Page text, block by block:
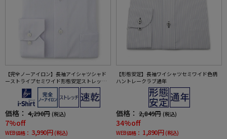
【完全ノーアイロン】長袖アイシャツシャド
ーストライプセミワイド形態安定ストレッチ
吸汗速乾ワイシャツ通年
価格： 4,290円 (税込)
7%off
WEB価格： 3,990円 (税込)
【形態安定】長袖ワイシャツセミワイド色柄
ハントレークラブ通年
価格： 2,849円 (税込)
34%off
WEB価格： 1,890円 (税込)